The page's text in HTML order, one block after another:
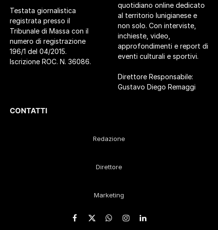
Testata giornalistica
registrata presso il
Tribunale di Massa con il
numero di registrazione
196/1 del 04/2015.
Iscrizione ROC. N. 36086.
quotidiano online dedicato
al territorio lunigianese e
non solo. Con interviste,
inchieste, video,
approfondimenti e report di
eventi culturali e sportivi.
Direttore Responsabile:
Gustavo Diego Remaggi
CONTATTI
Redazione
Direttore
Marketing
Facebook
X WhatsApp
Instagram
LinkedIn